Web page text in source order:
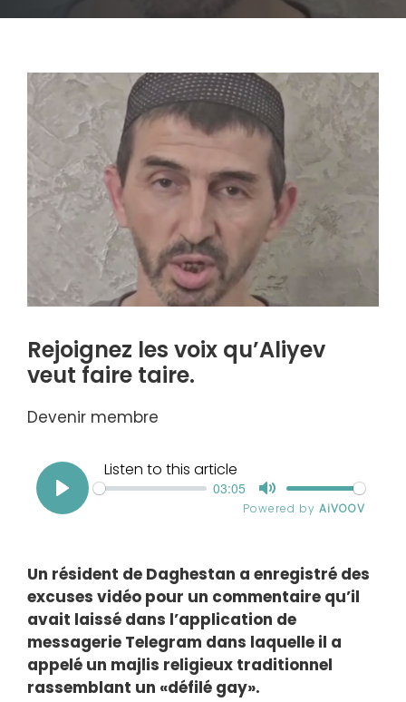
Rejoignez les voix qu’Aliyev
veut faire taire.
Devenir membre
Un résident de Daghestan a enregistré des
excuses vidéo pour un commentaire qu’il
avait laissé dans l’application de
messagerie Telegram dans laquelle il a
appelé un majlis religieux traditionnel
rassemblant un «défilé gay».